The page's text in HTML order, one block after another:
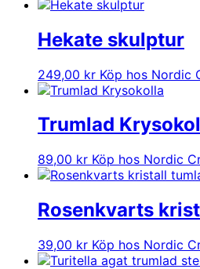
Hekate skulptur
249,00 kr Köp hos Nordic
Trumlad
89,00 kr Köp hos Nordic
Rosenkvarts
39,00 kr Köp hos Nordic